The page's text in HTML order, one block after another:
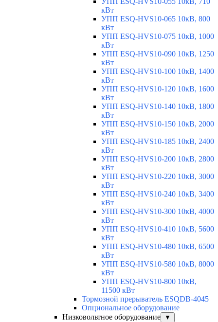
кВт
УПП ESQ-HVS10-065 10кВ, 800
кВт
УПП ESQ-HVS10-075 10кВ, 1000
кВт
УПП ESQ-HVS10-090 10кВ, 1250
кВт
УПП ESQ-HVS10-100 10кВ, 1400
кВт
УПП ESQ-HVS10-120 10кВ, 1600
кВт
УПП ESQ-HVS10-140 10кВ, 1800
кВт
УПП ESQ-HVS10-150 10кВ, 2000
кВт
УПП ESQ-HVS10-185 10кВ, 2400
кВт
УПП ESQ-HVS10-200 10кВ, 2800
кВт
УПП ESQ-HVS10-220 10кВ, 3000
кВт
УПП ESQ-HVS10-240 10кВ, 3400
кВт
УПП ESQ-HVS10-300 10кВ, 4000
кВт
УПП ESQ-HVS10-410 10кВ, 5600
кВт
УПП ESQ-HVS10-480 10кВ, 6500
кВт
УПП ESQ-HVS10-580 10кВ, 8000
кВт
УПП ESQ-HVS10-800 10кВ,
11500 кВт
Тормозной прерыватель ESQDB-4045
Опциональное оборудование
Низковольтное оборудование
▼